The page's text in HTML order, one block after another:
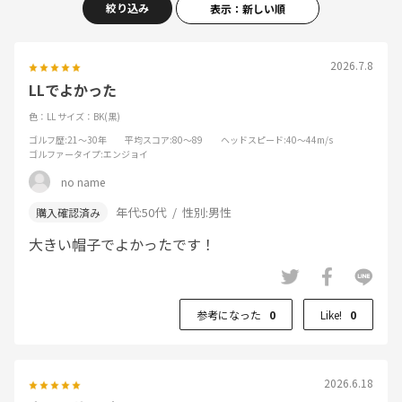
絞り込み 表示：新しい順
2026.7.8
LLでよかった
色：LL サイズ：BK(黒)
ゴルフ歴:21～30年 平均スコア:80～89 ヘッドスピード:40～44m/s
ゴルファータイプ:エンジョイ
no name
年代:50代 性別:男性
大きい帽子でよかったです！
参考になった 0 Like! 0
2026.6.18